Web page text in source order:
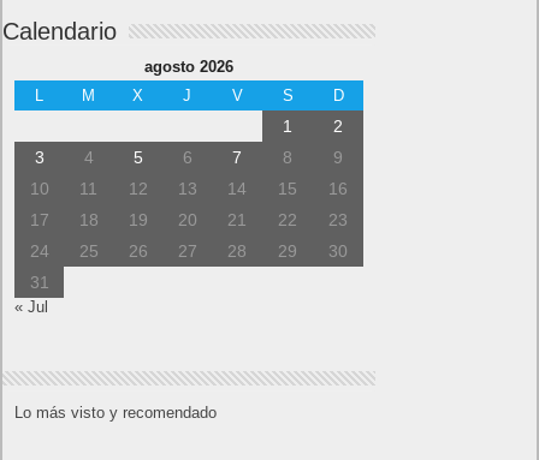
Calendario
agosto 2026
M X J V S D
1
2
3
4 5 6 7 8
9
10
11 12 13 14 15
16
17
18 19 20 21 22
23
24
25 26 27 28 29
30
31
« Jul
Lo más visto y recomendado